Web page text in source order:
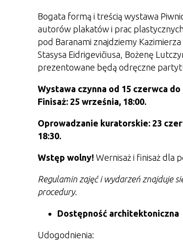
Bogata formą i treścią wystawa
autorów plakatów i prac
pod Baranami znajdziemy
Stasysa Eidrigevičiusa, Bożenę
prezentowane będą odręczne
Wystawa czynna od 15 czerwca do
Finisaż: 25 września, 18:00.
Oprowadzanie kuratorskie: 23
18:30.
Wstęp wolny! Wernisaż i finisaż dla
Regulamin zajęć i wydarzeń znajduje
procedury.
Dostępność architektoniczna
Udogodnienia: